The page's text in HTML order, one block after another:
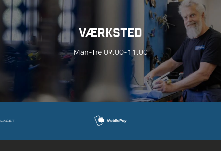
VÆRKSTED
Man-fre 09.00-11.00